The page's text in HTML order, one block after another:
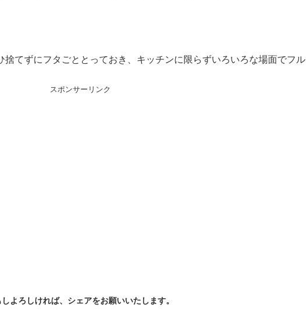
捨てずにフタごととっておき、キッチンに限らずいろいろな場面でフル
スポンサーリンク
よろしければ、シェアをお願いいたします。